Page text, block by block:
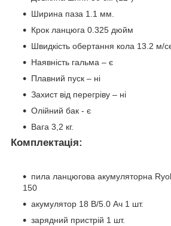
Ширина паза 1.1 мм.
Крок ланцюга 0.325 дюйм
Швидкість обертання кола 13.2 м/
Наявність гальма – є
Плавний пуск – ні
Захист від перегріву – ні
Олійний бак - є
Вага 3,2 кг.
Комплектація:
пила ланцюгова акумуляторна
150
акумулятор 18 В/5.0 Ач 1 шт.
зарядний пристрій 1 шт.